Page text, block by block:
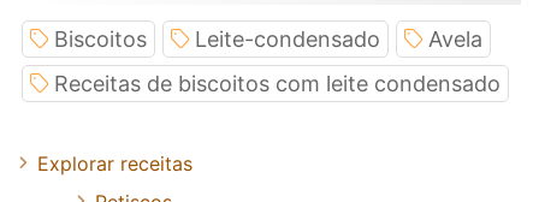
Biscoitos Leite-condensado
Avela
Receitas de biscoitos com leite condensado
Explorar receitas